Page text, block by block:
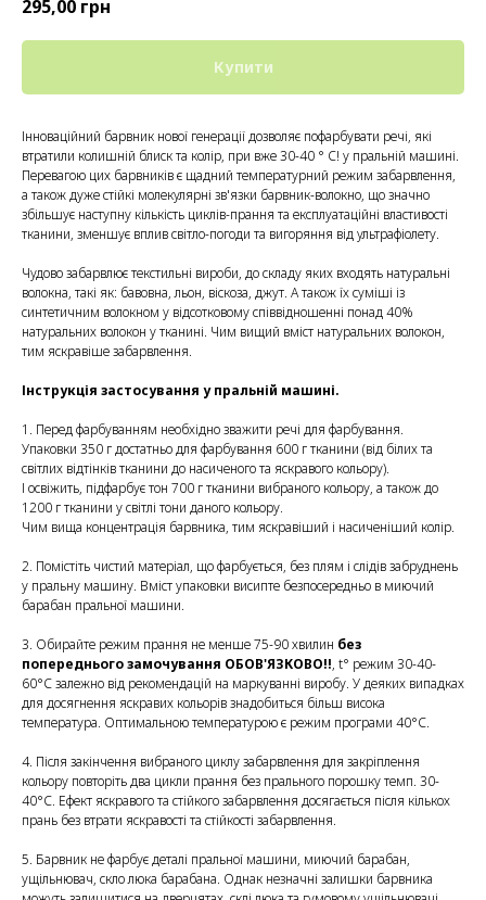
295,00 грн
Купити
Інноваційний барвник нової генерації дозволяє пофарбувати речі, які
втратили колишній блиск та колір, при вже 30-40 ° С! у пральній машині.
Перевагою цих барвників є щадний температурний режим забарвлення,
а також дуже стійкі молекулярні зв'язки барвник-волокно, що значно
збільшує наступну кількість циклів-прання та експлуатаційні властивості
тканини, зменшує вплив світло-погоди та вигоряння від ультрафіолету.
Чудово забарвлює текстильні вироби, до складу яких входять натуральні
волокна, такі як: бавовна, льон, віскоза, джут. А також їх суміші із
синтетичним волокном у відсотковому співвідношенні понад 40%
натуральних волокон у тканині. Чим вищий вміст натуральних волокон,
тим яскравіше забарвлення.
Інструкція застосування у пральній машині.
1. Перед фарбуванням необхідно зважити речі для фарбування.
Упаковки 350 г достатньо для фарбування 600 г тканини (від білих та
світлих відтінків тканини до насиченого та яскравого кольору).
І освіжить, підфарбує тон 700 г тканини вибраного кольору, а також до
1200 г тканини у світлі тони даного кольору.
Чим вища концентрація барвника, тим яскравіший і насиченіший колір.
2. Помістіть чистий матеріал, що фарбується, без плям і слідів забруднень
у пральну машину. Вміст упаковки висипте безпосередньо в миючий
барабан пральної машини.
3. Обирайте режим прання не менше 75-90 хвилин без
попереднього замочування ОБОВ'ЯЗКОВО!!, t° режим 30-40-
60°С залежно від рекомендацій на маркуванні виробу. У деяких випадках
для досягнення яскравих кольорів знадобиться більш висока
температура. Оптимальною температурою є режим програми 40°С.
4. Після закінчення вибраного циклу забарвлення для закріплення
кольору повторіть два цикли прання без прального порошку темп. 30-
40°С. Ефект яскравого та стійкого забарвлення досягається після кількох
прань без втрати яскравості та стійкості забарвлення.
5. Барвник не фарбує деталі пральної машини, миючий барабан,
ущільнювач, скло люка барабана. Однак незначні залишки барвника